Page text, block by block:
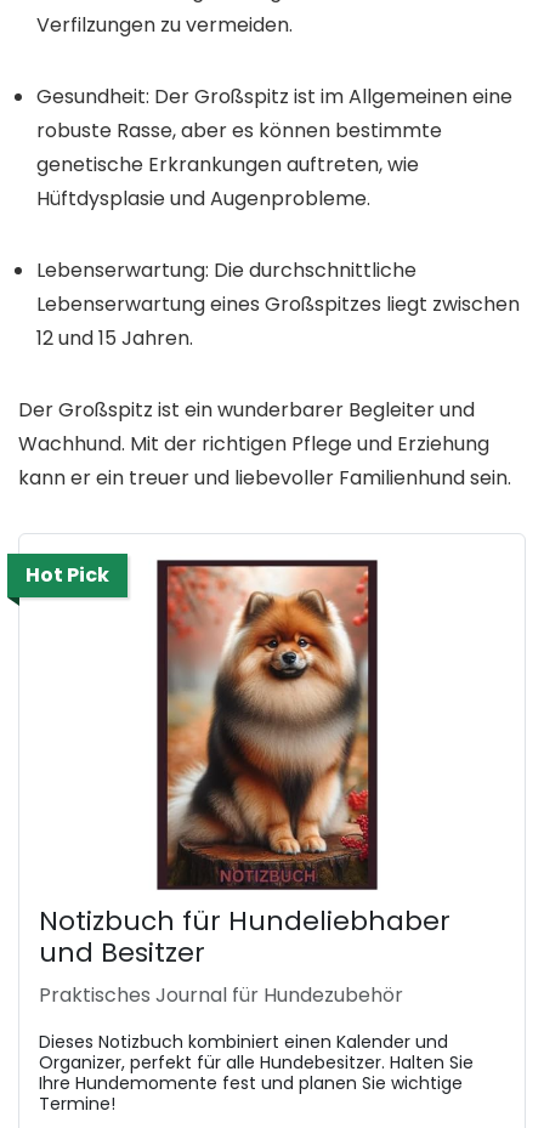
Verfilzungen zu vermeiden.
Gesundheit: Der Großspitz ist im Allgemeinen eine
robuste Rasse, aber es können bestimmte
genetische Erkrankungen auftreten, wie
Hüftdysplasie und Augenprobleme.
Lebenserwartung: Die durchschnittliche
Lebenserwartung eines Großspitzes liegt zwischen
12 und 15 Jahren.
Der Großspitz ist ein wunderbarer Begleiter und
Wachhund. Mit der richtigen Pflege und Erziehung
kann er ein treuer und liebevoller Familienhund sein.
Hot Pick
Notizbuch für Hundeliebhaber
und Besitzer
Praktisches Journal für Hundezubehör
Dieses Notizbuch kombiniert einen Kalender und
Organizer, perfekt für alle Hundebesitzer. Halten Sie
Ihre Hundemomente fest und planen Sie wichtige
Termine!